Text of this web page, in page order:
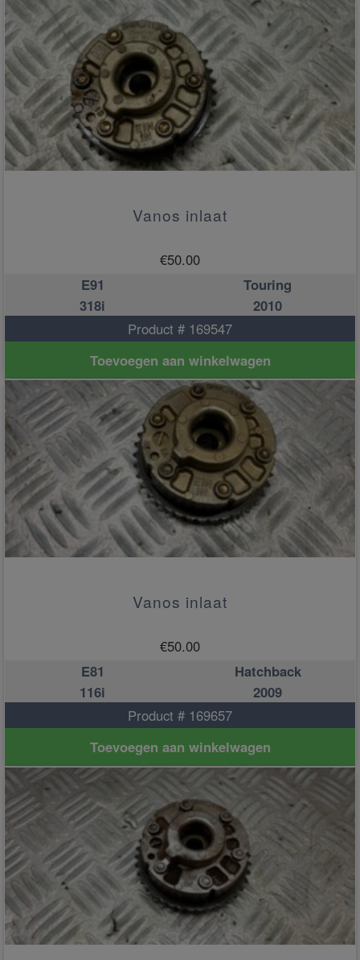
Vanos inlaat
€50.00
E91
Touring
318i
2010
Product # 169547
Toevoegen aan winkelwagen
Vanos inlaat
€50.00
E81
Hatchback
116i
2009
Product # 169657
Toevoegen aan winkelwagen